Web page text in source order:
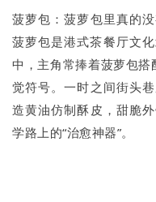
菠萝包：菠萝包里真的
菠萝包是港式茶餐厅文
中，主角常捧着菠萝包搭
觉符号。一时之间街头
造黄油仿制酥皮，甜脆
学路上的“治愈神器”。